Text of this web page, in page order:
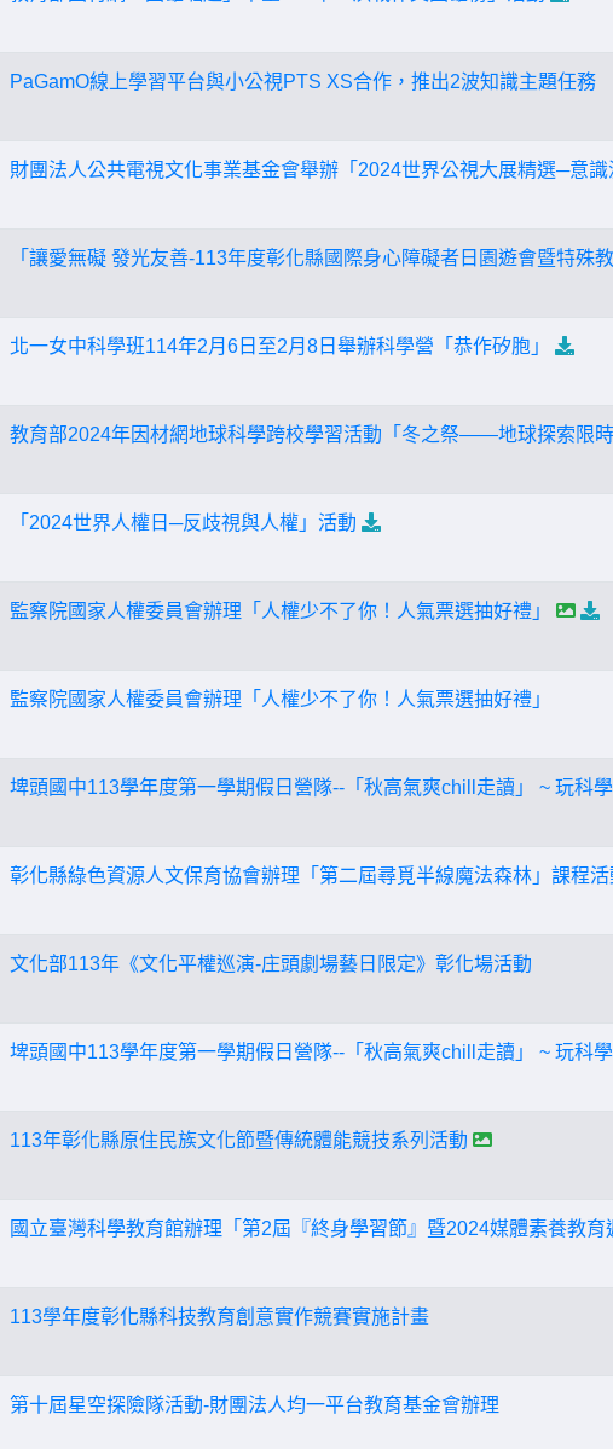
PaGamO線上學習平台與小公視PTS XS合作，推出2波知識主題任務
財團法人公共電視文化事業基金會舉辦「2024世界公視大展精選─意
「讓愛無礙 發光友善-113年度彰化縣國際身心障礙者日園遊會暨特殊
北一女中科學班114年2月6日至2月8日舉辦科學營「恭作矽胞」
教育部2024年因材網地球科學跨校學習活動「冬之祭——地球探索限
「2024世界人權日─反歧視與人權」活動
監察院國家人權委員會辦理「人權少不了你！人氣票選抽好禮」
監察院國家人權委員會辦理「人權少不了你！人氣票選抽好禮」
埤頭國中113學年度第一學期假日營隊--「秋高氣爽chill走讀」 ~ 玩科
彰化縣綠色資源人文保育協會辦理「第二屆尋覓半線魔法森林」課程活
文化部113年《文化平權巡演-庄頭劇場藝日限定》彰化場活動
埤頭國中113學年度第一學期假日營隊--「秋高氣爽chill走讀」 ~ 玩科
113年彰化縣原住民族文化節暨傳統體能競技系列活動
國立臺灣科學教育館辦理「第2屆『終身學習節』暨2024媒體素養教
113學年度彰化縣科技教育創意實作競賽實施計畫
第十屆星空探險隊活動-財團法人均一平台教育基金會辦理